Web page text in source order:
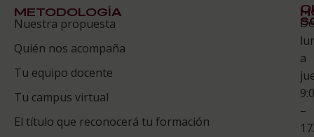
METODOLOGÍA
Nuestra propuesta
Quién nos acompaña
Tu equipo docente
Tu campus virtual
El título que reconocerá tu formación
Te
De
a
–